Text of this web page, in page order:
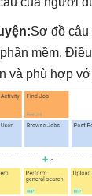
Sơ đồ câu
mềm.
và phù hợp